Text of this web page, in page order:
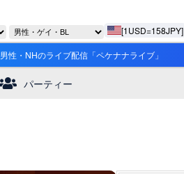
[1USD=158JPY]
男性・NHのライブ配信「ペケナナライブ」
パーティー